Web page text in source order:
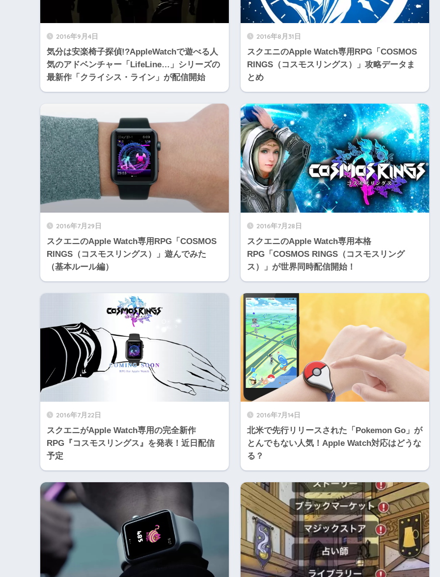
2016年9月4日
気分は安楽椅子探偵!?AppleWatchで遊べる人
気のアドベンチャー「LifeLine…」シリーズの
最新作「クライシス・ライン」が配信開始
2016年8月31日
スクエニのApple Watch専用RPG「COSMOS
RINGS（コスモスリングス）」攻略データま
とめ
2016年7月29日
スクエニのApple Watch専用RPG「COSMOS
RINGS（コスモスリングス）」遊んでみた
（基本ルール編）
2016年7月28日
スクエニのApple Watch専用本格
RPG「COSMOS RINGS（コスモスリング
ス）」が世界同時配信開始！
2016年7月22日
スクエニがApple Watch専用の完全新作
RPG『コスモスリングス』を発表！近日配信
予定
2016年7月14日
北米で先行リリースされた「Pokemon Go」が
とんでもない人気！Apple Watch対応はどうな
る？